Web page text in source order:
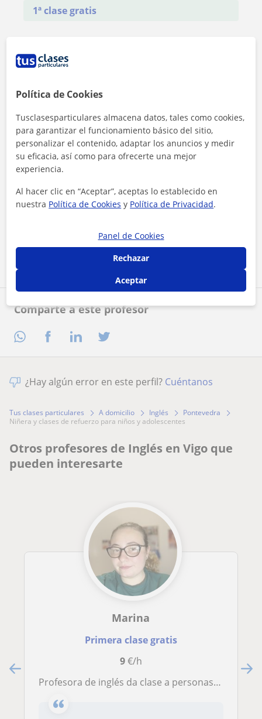
Comparte a este profesor
1ª clase gratis
Contactar ahora
¿Hay algún error en este perfil? Cuéntanos
Tus clases particulares A domicilio Inglés
Pontevedra
niñera y clases de refuerzo para niños y adolescentes
Otros profesores de Inglés en Vigo que
pueden interesarte
Marina
Primera clase gratis
9€/h
Profesora de inglés da clase a personas de todas las edades
Política de Cookies
Tusclasesparticulares almacena datos, tales como cookies,
para garantizar el funcionamiento básico del sitio,
personalizar el contenido, adaptar los anuncios y medir
su eficacia, así como para ofrecerte una mejor
experiencia.
Al hacer clic en “Aceptar”, aceptas lo establecido en
nuestra Política de Cookies y Política de Privacidad.
Panel de Cookies
Rechazar
Aceptar